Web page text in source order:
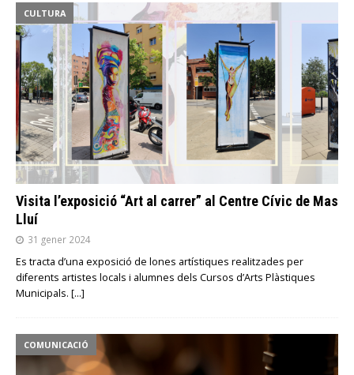
CULTURA
Visita l’exposició “Art al carrer” al Centre Cívic de Mas
Lluí
31 gener 2024
Es tracta d’una exposició de lones artístiques realitzades per
diferents artistes locals i alumnes dels Cursos d’Arts Plàstiques
Municipals. […]
COMUNICACIÓ